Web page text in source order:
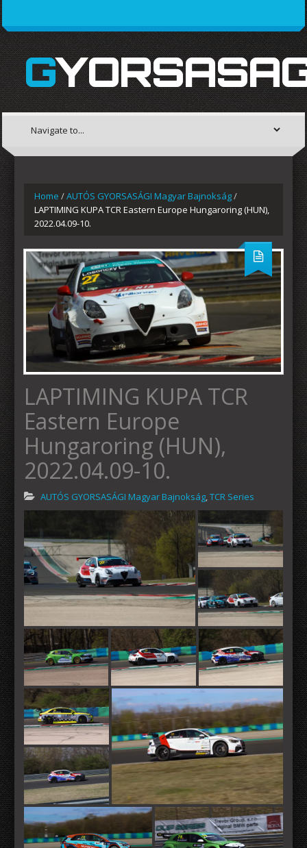
Home /AUTÓS GYORSASÁGI Magyar Bajnokság/
LAPTIMING KUPA TCR Eastern Europe Hungaroring (HUN),
2022.04.09-10.
LAPTIMING KUPA TCR
Eastern Europe
Hungaroring (HUN),
2022.04.09-10.
AUTÓS GYORSASÁGI Magyar Bajnokság,TCR Series